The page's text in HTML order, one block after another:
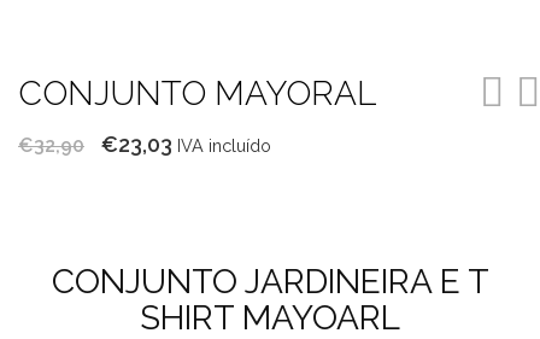
CONJUNTO MAYORAL
€32,90
O
€32,90.
€23,03 O
€23,03.
IVA incluído
CONJUNTO JARDINEIRA E T
SHIRT MAYOARL